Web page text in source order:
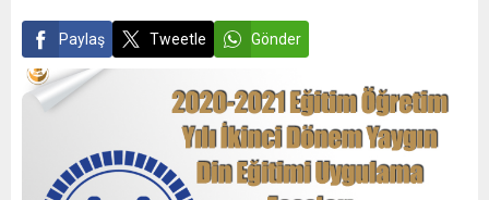
Paylaş Tweetle Gönder